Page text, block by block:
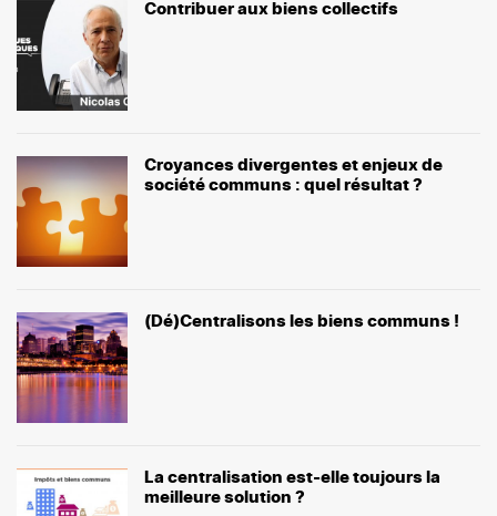
Contribuer aux biens collectifs
Croyances divergentes et enjeux de
société communs : quel résultat ?
(Dé)Centralisons les biens communs !
La centralisation est-elle toujours la
meilleure solution ?